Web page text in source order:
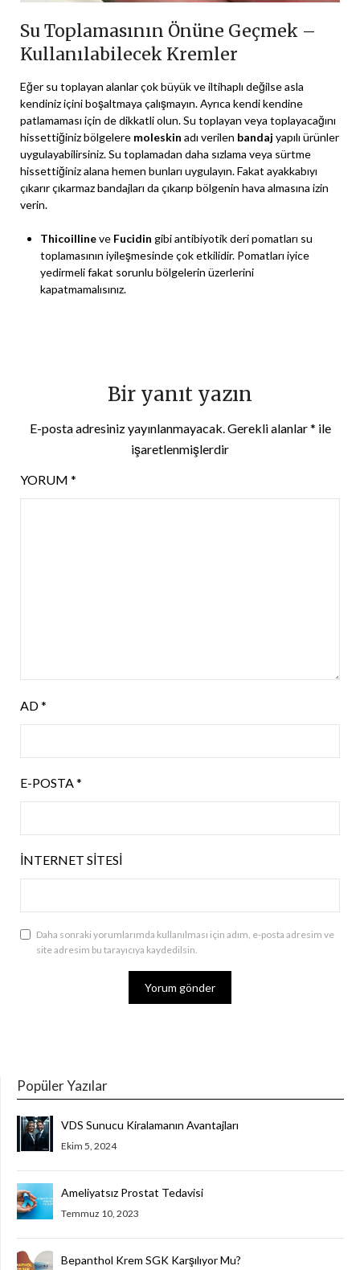
Su Toplamasının Önüne Geçmek –
Kullanılabilecek Kremler
Eğer su toplayan alanlar çok büyük ve iltihaplı değilse asla
kendiniz içini boşaltmaya çalışmayın. Ayrıca kendi kendine
patlamaması için de dikkatli olun. Su toplayan veya toplayacağını
hissettiğiniz bölgelere moleskin adı verilen bandaj yapılı ürünler
uygulayabilirsiniz. Su toplamadan daha sızlama veya sürtme
hissettiğiniz alana hemen bunları uygulayın. Fakat ayakkabıyı
çıkarır çıkarmaz bandajları da çıkarıp bölgenin hava almasına izin
verin.
Thicoillineve Fucidin gibi antibiyotik deri pomatları su
toplamasının iyileşmesinde çok etkilidir. Pomatları iyice
yedirmeli fakat sorunlu bölgelerin üzerlerini
kapatmamalısınız.
Bir yanıt yazın
E-posta adresiniz yayınlanmayacak. Gerekli alanlar* ile
işaretlenmişlerdir
YORUM *
AD*
E-POSTA *
İNTERNET SITESI
Daha sonraki yorumlarımda kullanılması için adım, e-posta adresim ve
site adresim bu tarayıcıya kaydedilsin.
Popüler Yazılar
VDS Sunucu Kiralamanın Avantajları
Ekim 5, 2024
Ameliyatsız Prostat Tedavisi
Temmuz 10, 2023
Bepanthol Krem SGK Karşılıyor Mu?